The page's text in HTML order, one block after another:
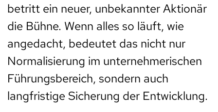
betritt ein neuer, unbekannter Aktionär
die Bühne. Wenn alles so läuft, wie
angedacht, bedeutet das nicht nur
Normalisierung im unternehmerischen
Führungsbereich, sondern auch
langfristige Sicherung der Entwicklung.